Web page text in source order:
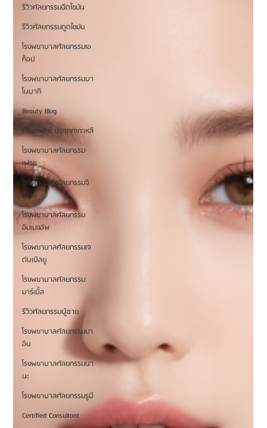
รีวิวศัลยกรรมฉีดไขมัน
รีวิวศัลยกรรมดูดไขมัน
โรงพยาบาลศัลยกรรมเอ
ท็อป
โรงพยาบาลศัลยกรรมบา
โนบากิ
Beauty Blog
ศัลยแพทย์ ประเทศเกาหลี
โรงพยาบาลศัลยกรรม
เฟรช
โรงพยาบาลศัลยกรรมจี
เอ็นจี
โรงพยาบาลศัลยกรรม
อิมเมจอัพ
โรงพยาบาลศัลยกรรมเจ
ดับเบิลยู
โรงพยาบาลศัลยกรรม
มาร์เบิ้ล
รีวิวศัลยกรรมผู้ชาย
โรงพยาบาลศัลยกรรมมา
อิน
โรงพยาบาลศัลยกรรมนา
นะ
โรงพยาบาลศัลยกรรมรูบี
Certified Consultant